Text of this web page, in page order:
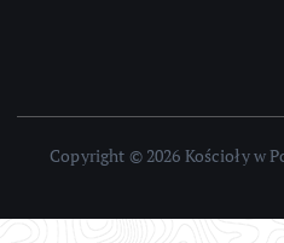
Copyright © 2026 Kościoły w